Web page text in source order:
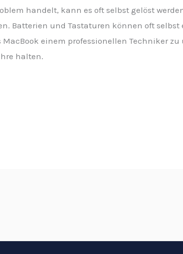
handelt, kann es oft selbst gelöst
Batterien und Tastaturen können oft selbst
einem professionellen Techniker
halten.